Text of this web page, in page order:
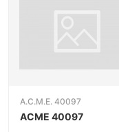
A.C.M.E. 40097
ACME 40097